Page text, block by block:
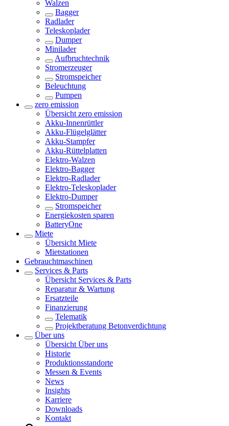
Walzen
Bagger
Radlader
Teleskoplader
Dumper
Minilader
Aufbruchtechnik
Stromerzeuger
Stromspeicher
Beleuchtung
Pumpen
zero emission
Übersicht zero emission
Akku-Innenrüttler
Akku-Flügelglätter
Akku-Stampfer
Akku-Rüttelplatten
Elektro-Walzen
Elektro-Bagger
Elektro-Radlader
Elektro-Teleskoplader
Elektro-Dumper
Stromspeicher
Energiekosten sparen
BatteryOne
Miete
Übersicht Miete
Mietstationen
Gebrauchtmaschinen
Services & Parts
Übersicht Services & Parts
Reparatur & Wartung
Ersatzteile
Finanzierung
Telematik
Projektberatung Betonverdichtung
Über uns
Übersicht Über uns
Historie
Produktionsstandorte
Messen & Events
News
Insights
Karriere
Downloads
Kontakt